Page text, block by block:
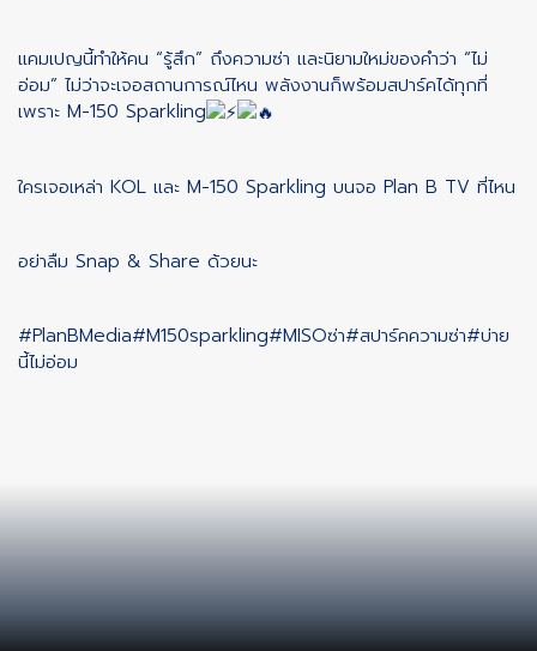
แคมเปญนี้ทำให้คน “รู้สึก” ถึงความซ่า และนิยามใหม่ของคำว่า “ไม่
อ่อม” ไม่ว่าจะเจอสถานการณ์ไหน พลังงานก็พร้อมสปาร์คได้ทุกที่
เพราะ M-150 Sparkling
ใครเจอเหล่า KOL และ M-150 Sparkling บนจอ Plan B TV ที่ไหน
อย่าลืม Snap & Share ด้วยนะ
#PlanBMedia#M150sparkling#MISOซ่า#สปาร์คความซ่า#บ่าย
นี้ไม่อ่อม